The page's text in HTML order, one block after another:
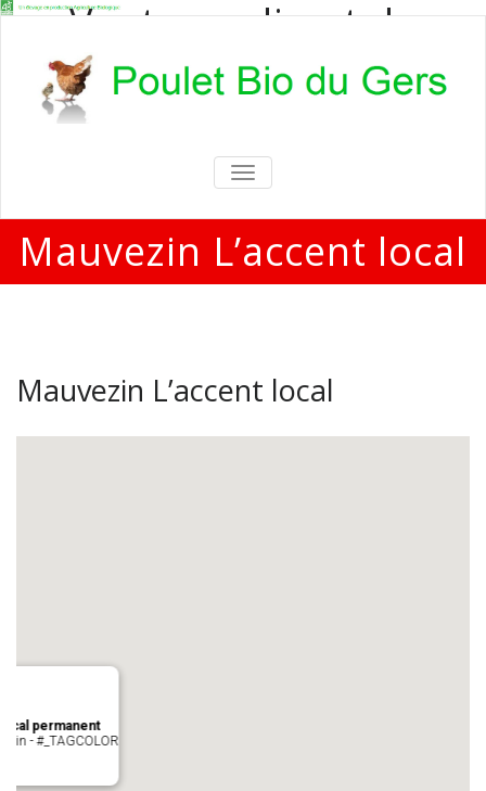
Vente en direct de
poulets bio
Vente en direct de poulets bio aux
particuliers et professionnels
TOGGLE
NAVIGATION
Mauvezin L’accent local
Mauvezin L’accent local
permanent
- #_TAGCOLOR